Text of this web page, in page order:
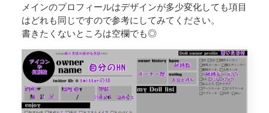
メインのプロフィールはデザインが多少変化しても項目
はどれも同じですので参考にしてみてください。
書きたくないところは空欄でも◎